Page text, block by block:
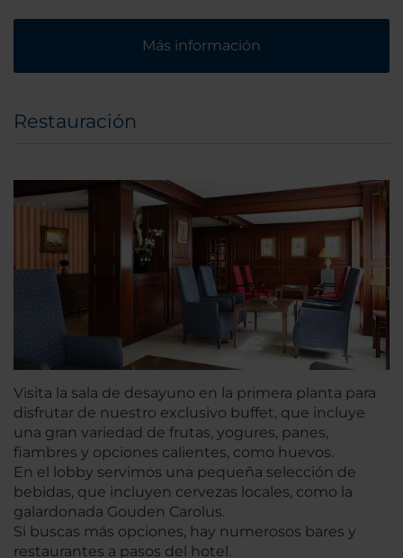
Más información
Restauración
Visita la sala de desayuno en la primera planta para
disfrutar de nuestro exclusivo buffet, que incluye
una gran variedad de frutas, yogures, panes,
fiambres y opciones calientes, como huevos.
En el lobby servimos una pequeña selección de
bebidas, que incluyen cervezas locales, como la
galardonada Gouden Carolus.
Si buscas más opciones, hay numerosos bares y
restaurantes a pasos del hotel.